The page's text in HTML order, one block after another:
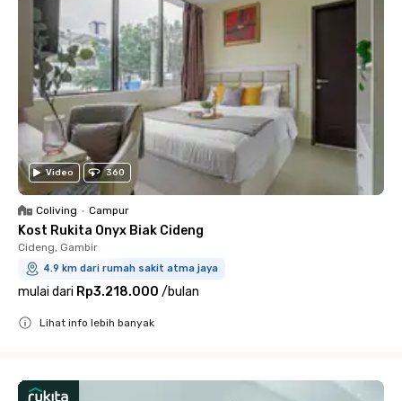
Video 360
Coliving • Campur
Kost Rukita Onyx Biak Cideng
Cideng, Gambir
4.9 km dari rumah sakit atma jaya
mulai dari Rp3.218.000 /bulan
Lihat info lebih banyak